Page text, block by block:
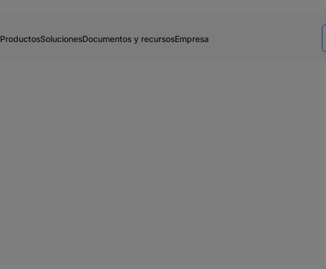
ProductosSolucionesDocumentos y recursosEmpresa